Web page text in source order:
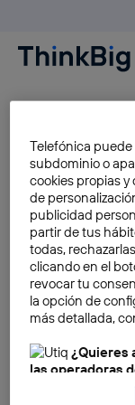
Telefónica
subdominio o
cookies propias
de
publicidad
partir de tus
todas,
clicando en el
revocar tu
la opción de
más detallada,
¿Quieres
las operadoras
Nosotros,